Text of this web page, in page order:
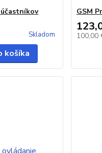
Skladom
košíka
GSM
100,00